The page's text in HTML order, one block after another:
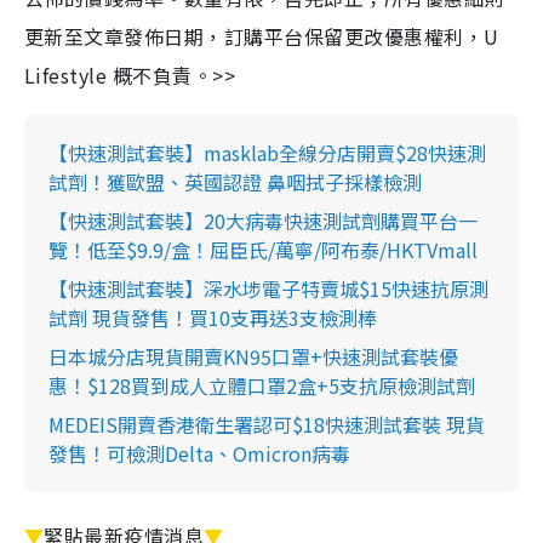
更新至文章發佈日期，訂購平台保留更改優惠權利，U
Lifestyle 概不負責。>>
【快速測試套裝】masklab全線分店開賣$28快速測
試劑！獲歐盟、英國認證 鼻咽拭子採樣檢測
【快速測試套裝】20大病毒快速測試劑購買平台一
覽！低至$9.9/盒！屈臣氏/萬寧/阿布泰/HKTVmall
【快速測試套裝】深水埗電子特賣城$15快速抗原測
試劑 現貨發售！買10支再送3支檢測棒
日本城分店現貨開賣KN95口罩+快速測試套裝優
惠！$128買到成人立體口罩2盒+5支抗原檢測試劑
MEDEIS開賣香港衛生署認可$18快速測試套裝 現貨
發售！可檢測Delta、Omicron病毒
▼緊貼最新疫情消息▼